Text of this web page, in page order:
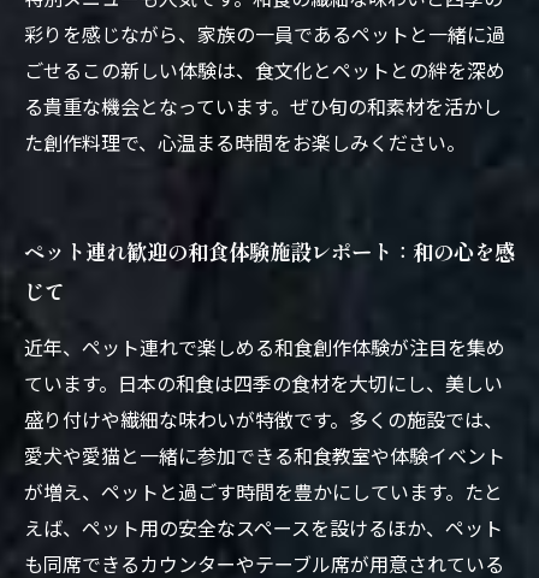
彩りを感じながら、家族の一員であるペットと一緒に過
ごせるこの新しい体験は、食文化とペットとの絆を深め
る貴重な機会となっています。ぜひ旬の和素材を活かし
た創作料理で、心温まる時間をお楽しみください。
ペット連れ歓迎の和食体験施設レポート：和の心を感
じて
近年、ペット連れで楽しめる和食創作体験が注目を集め
ています。日本の和食は四季の食材を大切にし、美しい
盛り付けや繊細な味わいが特徴です。多くの施設では、
愛犬や愛猫と一緒に参加できる和食教室や体験イベント
が増え、ペットと過ごす時間を豊かにしています。たと
えば、ペット用の安全なスペースを設けるほか、ペット
も同席できるカウンターやテーブル席が用意されている